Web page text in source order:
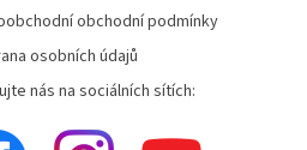
obchodní podmínky
osobních údajů
nás na sociálních sítích: